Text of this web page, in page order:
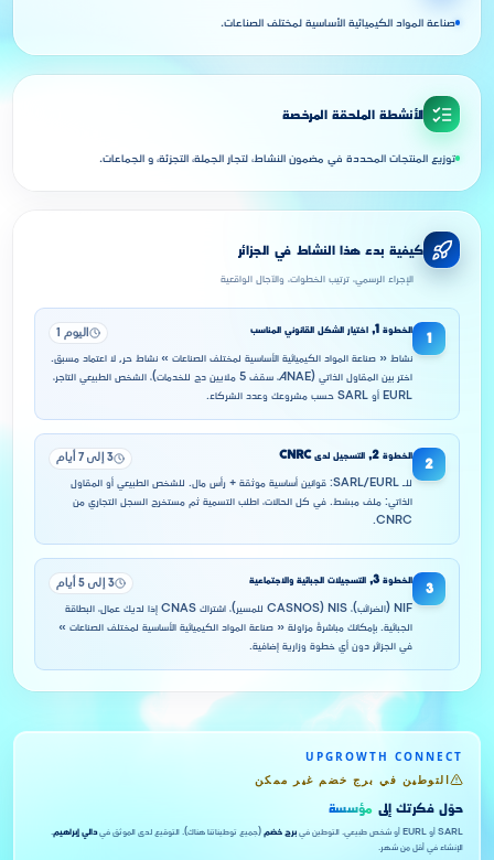
صناعة المواد الكيميائية الأساسية لمختلف الصناعات.
الأنشطة الملحقة المرخصة
توزيع المنتجات المحددة في مضمون النشاط، لتجار الجملة، التجزئة، و الجماعات.
كيفية بدء هذا النشاط في الجزائر
الإجراء الرسمي، ترتيب الخطوات، والآجال الواقعية
1
الخطوة 1
, اختيار الشكل القانوني المناسب اليوم 1
نشاط « صناعة المواد الكيميائية الأساسية لمختلف الصناعات » نشاط حر, لا اعتماد مسبق.
اختر بين المقاول الذاتي (ANAE، سقف 5 ملايين دج للخدمات)، الشخص الطبيعي التاجر،
EURL أو SARL حسب مشروعك وعدد الشركاء.
2
الخطوة 2
, التسجيل لدى CNRC 3 إلى 7 أيام
للـ SARL/EURL: قوانين أساسية موثقة + رأس مال. للشخص الطبيعي أو المقاول
الذاتي: ملف مبسّط. في كل الحالات، اطلب التسمية ثم مستخرج السجل التجاري من
CNRC.
3
الخطوة 3
, التسجيلات الجبائية والاجتماعية 3 إلى 5 أيام
NIF (الضرائب)، NIS (CASNOS للمسير)، اشتراك CNAS إذا لديك عمال، البطاقة
الجبائية. بإمكانك مباشرةً مزاولة « صناعة المواد الكيميائية الأساسية لمختلف الصناعات »
في الجزائر دون أي خطوة وزارية إضافية.
UPGROWTH CONNECT
التوطين في برج خضم غير ممكن
حوّل فكرتك إلى مؤسسة
SARL أو EURL أو شخص طبيعي. التوطين في برج خضم (جميع توطيناتنا هناك). التوقيع لدى الموثق فيدالي إبراهيم
الإنشاء في أقل من شهر.